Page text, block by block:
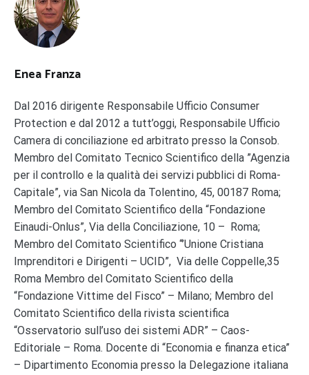
Enea Franza
Dal 2016 dirigente Responsabile Ufficio Consumer
Protection e dal 2012 a tutt’oggi, Responsabile Ufficio
Camera di conciliazione ed arbitrato presso la Consob.
Membro del Comitato Tecnico Scientifico della ”Agenzia
per il controllo e la qualità dei servizi pubblici di Roma-
Capitale”, via San Nicola da Tolentino, 45, 00187 Roma;
Membro del Comitato Scientifico della “Fondazione
Einaudi-Onlus”, Via della Conciliazione, 10 – Roma;
Membro del Comitato Scientifico “’Unione Cristiana
Imprenditori e Dirigenti – UCID”, Via delle Coppelle,35
Roma Membro del Comitato Scientifico della
“Fondazione Vittime del Fisco” – Milano; Membro del
Comitato Scientifico della rivista scientifica
“Osservatorio sull’uso dei sistemi ADR” – Caos-
Editoriale – Roma. Docente di “Economia e finanza etica”
– Dipartimento Economia presso la Delegazione italiana